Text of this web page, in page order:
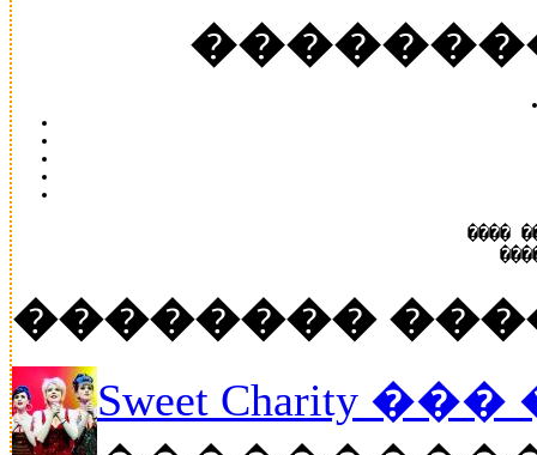
����
��������
Sweet Charity